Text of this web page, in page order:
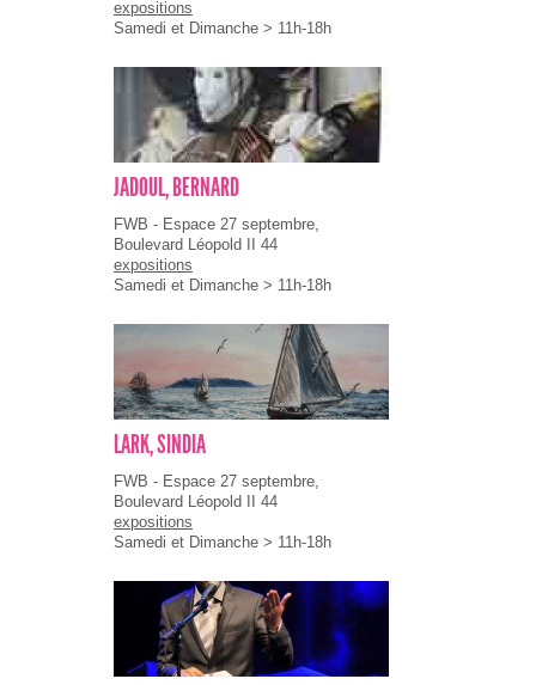
expositions
Samedi et Dimanche > 11h-18h
JADOUL, BERNARD
FWB - Espace 27 septembre,
Boulevard Léopold II 44
expositions
Samedi et Dimanche > 11h-18h
LARK, SINDIA
FWB - Espace 27 septembre,
Boulevard Léopold II 44
expositions
Samedi et Dimanche > 11h-18h